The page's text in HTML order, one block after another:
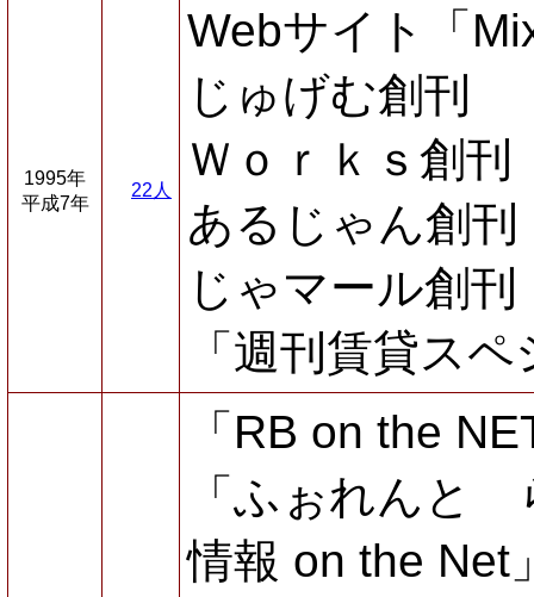
1995年
平成7年
22人
Webサイト「
じゅげむ創刊
Ｗｏｒｋｓ創刊
あるじゃん創刊
じゃマール創刊
「週刊賃貸ス
「RB on the
「ふぉれんと
情報 on the Net